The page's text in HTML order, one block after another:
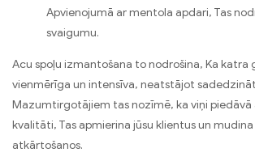
Apvienojumā ar mentola apdari, Tas
svaigumu.
Acu spoļu izmantošana to nodrošina, Ka katra
vienmērīga un intensīva, neatstājot
Mazumtirgotājiem tas nozīmē, ka viņi
kvalitāti, Tas apmierina jūsu klientus un
atkārtošanos.